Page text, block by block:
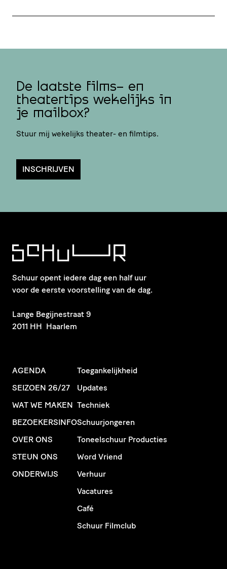
De laatste films- en
theatertips wekelijks in
je mailbox?
Stuur mij wekelijks theater- en filmtips.
INSCHRIJVEN
Schuur opent iedere dag een half uur
voor de eerste voorstelling van de dag.
​Lange Begijnestraat 9
2011 HH Haarlem
AGENDA
SEIZOEN 26/27
WAT WE MAKEN
BEZOEKERSINFO
OVER ONS
STEUN ONS
ONDERWIJS
Toegankelijkheid
Updates
Techniek
Schuurjongeren
Toneelschuur Producties
Word Vriend
Verhuur
Vacatures
Café
Schuur Filmclub